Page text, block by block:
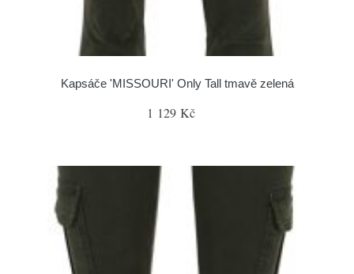
Kapsáče 'MISSOURI' Only Tall tmavě zelená
1 129 Kč